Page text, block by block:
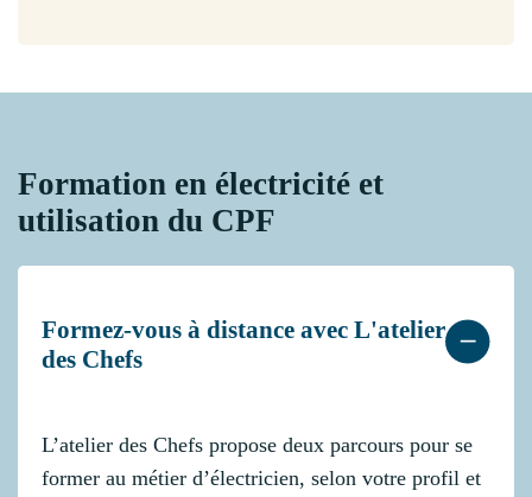
Formation en électricité et
utilisation du CPF
Formez-vous à distance avec L'atelier
des Chefs
L’atelier des Chefs propose deux parcours pour se
former au métier d’électricien, selon votre profil et